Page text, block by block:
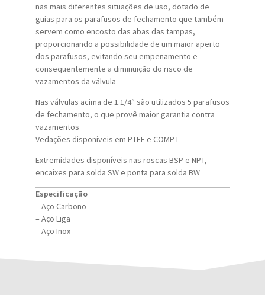
nas mais diferentes situações de uso, dotado de
guias para os parafusos de fechamento que também
servem como encosto das abas das tampas,
proporcionando a possibilidade de um maior aperto
dos parafusos, evitando seu empenamento e
conseqüentemente a diminuição do risco de
vazamentos da válvula
Nas válvulas acima de 1.1/4″ são utilizados 5 parafusos
de fechamento, o que provê maior garantia contra
vazamentos
Vedações disponíveis em PTFE e COMP L
Extremidades disponíveis nas roscas BSP e NPT,
encaixes para solda SW e ponta para solda BW
Especificação
– Aço Carbono
– Aço Liga
– Aço Inox